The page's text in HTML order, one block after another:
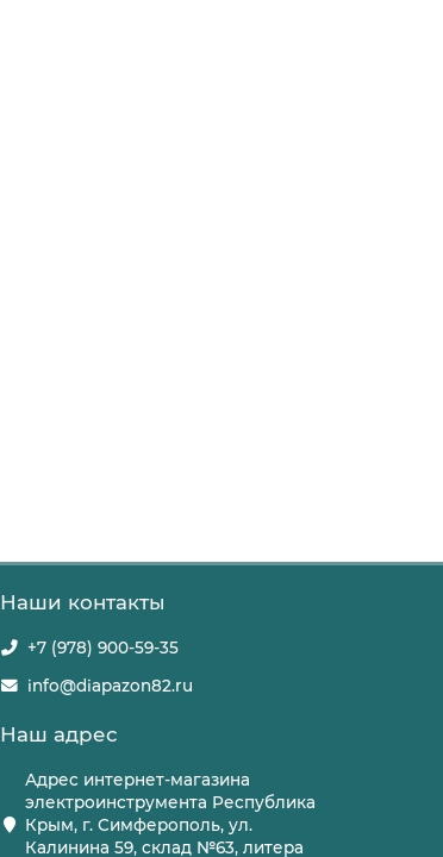
Наши контакты
+7 (978) 900-59-35
info@diapazon82.ru
Наш адрес
Адрес интернет-магазина
электроинструмента Республика
Крым, г. Симферополь, ул.
Калинина 59, склад №63, литера